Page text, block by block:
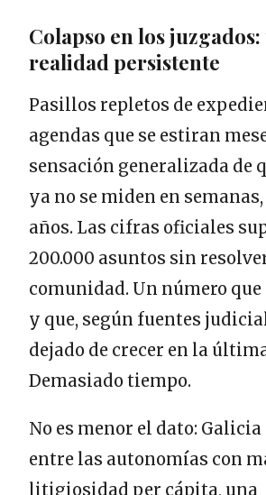
Colapso en los juzgados:
realidad persistente
Pasillos repletos de
agendas que se estiran
sensación generalizada de
ya no se miden en
años. Las cifras oficiales
200.000 asuntos sin
comunidad. Un número
y que, según fuentes
dejado de crecer en la
Demasiado tiempo.
No es menor el dato:
entre las autonomías con
litigiosidad per cápita, una